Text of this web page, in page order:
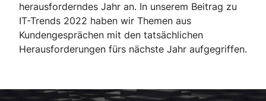
herausforderndes Jahr an. In unserem Beitrag zu
IT-Trends 2022 haben wir Themen aus
Kundengesprächen mit den tatsächlichen
Herausforderungen fürs nächste Jahr aufgegriffen.